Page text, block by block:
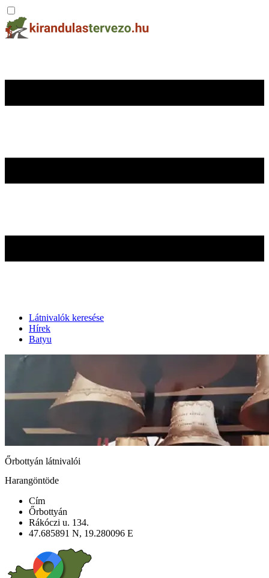
Látnivalók keresése
Hírek
Batyu
Őrbottyán látnivalói
Harangöntöde
Cím
Őrbottyán
Rákóczi u. 134.
47.685891 N, 19.280096 E